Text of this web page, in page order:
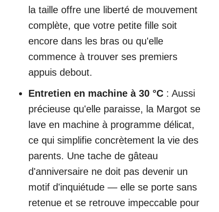
la taille offre une liberté de mouvement
complète, que votre petite fille soit
encore dans les bras ou qu'elle
commence à trouver ses premiers
appuis debout.
Entretien en machine à 30 °C : Aussi
précieuse qu'elle paraisse, la Margot se
lave en machine à programme délicat,
ce qui simplifie concrètement la vie des
parents. Une tache de gâteau
d'anniversaire ne doit pas devenir un
motif d'inquiétude — elle se porte sans
retenue et se retrouve impeccable pour